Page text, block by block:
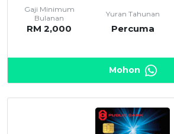
Gaji Minimum
Bulanan
RM 2,000
Yuran Tahunan
Percuma
Mohon